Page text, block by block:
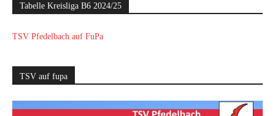
Tabelle Kreisliga B6 2024/25
TSV Pfedelbach auf FuPa
TSV auf fupa